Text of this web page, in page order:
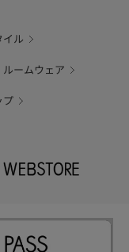
イル
ームウェア
プ